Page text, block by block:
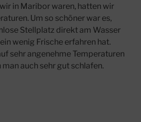
in Maribor waren, hatten wir
Um so schöner war es,
Stellplatz direkt am Wasser
wenig Frische erfahren hat.
sehr angenehme Temperaturen
auch sehr gut schlafen.